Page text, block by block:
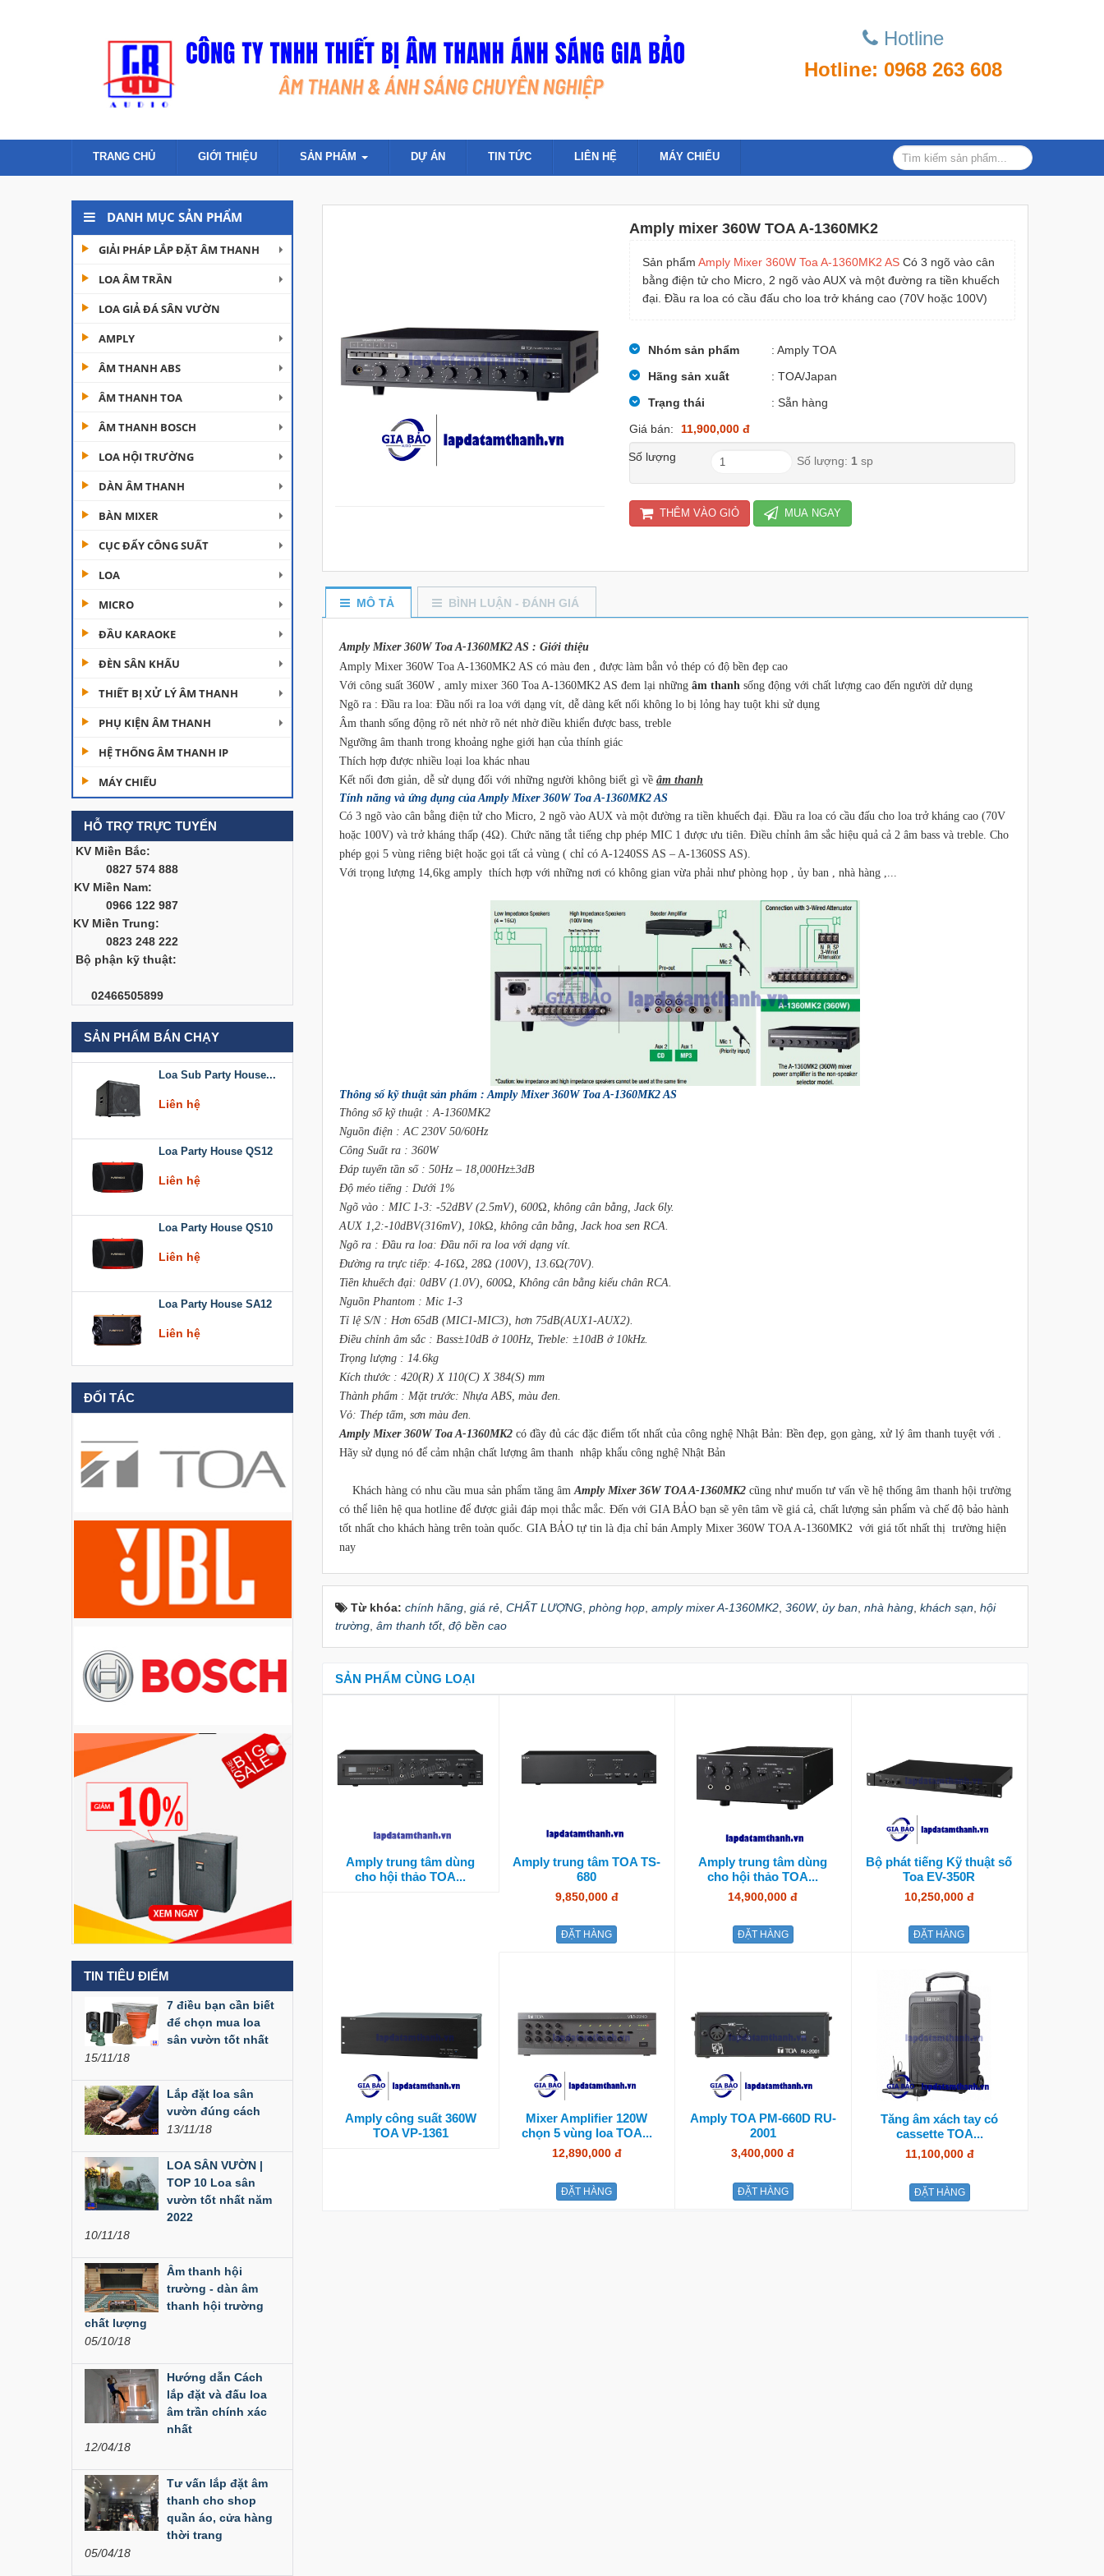
Hotline
Hotline: 0968 263 608
TRANG CHỦ GIỚI THIỆU SẢN PHẨM DỰ ÁN TIN TỨC LIÊN HỆ MÁY CHIẾU
DANH MỤC SẢN PHẨM
GIẢI PHÁP LẮP ĐẶT ÂM THANH
LOA ÂM TRẦN
LOA GIẢ ĐÁ SÂN VƯỜN
AMPLY
ÂM THANH ABS
ÂM THANH TOA
ÂM THANH BOSCH
LOA HỘI TRƯỜNG
DÀN ÂM THANH
BÀN MIXER
CỤC ĐẨY CÔNG SUẤT
LOA
MICRO
ĐẦU KARAOKE
ĐÈN SÂN KHẤU
THIẾT BỊ XỬ LÝ ÂM THANH
PHỤ KIỆN ÂM THANH
HỆ THỐNG ÂM THANH IP
MÁY CHIẾU
HỖ TRỢ TRỰC TUYẾN
KV Miền Bắc:
0827 574 888
KV Miền Nam:
0966 122 987
KV Miền Trung:
0823 248 222
Bộ phận kỹ thuật:
02466505899
SẢN PHẨM BÁN CHẠY
Liên hệ
Cục đẩy công suất
Dàn âm thanh hội
trường...
Bàn Mixer
Allen&Heath...
Liên hệ
Bàn Mixer
Liên hệ
Loa Sub Party House
D218
Liên hệ
Loa Sub Party House...
Liên hệ
Loa Party House QS12
Liên hệ
Loa Party House QS10
Liên hệ
Loa Party House SA12
Liên hệ
Loa Party House KT510
Liên hệ
Loa Party House PH12
Liên hệ
Loa Party House PH10
Loa Party House AP12
Loa Party House AP10
Liên hệ
Loa Party House MF15
Liên hệ
Loa Party House MF12
Liên hệ
Liên hệ
Liên hệ
Liên hệ
Đèn Led Moving 108
Liên hệ
Đèn Moving Beam
350W
Đèn Moving Beam 230
Plus
Liên hệ
Liên hệ
Cục đẩy công suất
ĐỐI TÁC
TIN TIÊU ĐIỂM
7 điều bạn cần biết
để chọn mua loa
sân vườn tốt nhất
15/11/18
Lắp đặt loa sân
vườn đúng cách
13/11/18
LOA SÂN VƯỜN |
TOP 10 Loa sân
vườn tốt nhất năm
2022
10/11/18
Âm thanh hội
trường - dàn âm
thanh hội trường
chất lượng
05/10/18
Hướng dẫn Cách
lắp đặt và đấu loa
âm trần chính xác
nhất
12/04/18
Tư vấn lắp đặt âm
thanh cho shop
quần áo, cửa hàng
thời trang
05/04/18
Amply mixer 360W TOA A-1360MK2
Sản phẩm Amply Mixer 360W Toa A-1360MK2 ASCó 3 ngõ vào cân
bằng điện tử cho Micro, 2 ngõ vào AUX và một đường ra tiền khuếch
đại. Đầu ra loa có cầu đấu cho loa trở kháng cao (70V hoặc 100V)
Nhóm sản phẩm
: Amply TOA
Hãng sản xuất
: TOA/Japan
Trạng thái
: Sẵn hàng
Giá bán:
11,900,000 đ
Số lượng Số lượng: 1 sp
THÊM VÀO GIỎ MUA NGAY
MÔ TẢ BÌNH LUẬN - ĐÁNH GIÁ
Amply Mixer 360W Toa A-1360MK2 AS : Giới thiệu
Amply Mixer 360W Toa A-1360MK2 AS có màu đen , được làm bằn vỏ thép có độ bền đẹp cao
Với công suất 360W , amly mixer 360 Toa A-1360MK2 AS đem lại những âm thanh sống động với chất lượng cao đến người dử dụng
Ngõ ra : Đầu ra loa: Đầu nối ra loa với dạng vít, dễ dàng kết nối không lo bị lỏng hay tuột khi sử dụng
Âm thanh sống động rõ nét nhờ rõ nét nhờ điều khiển được bass, treble
Ngưỡng âm thanh trong khoảng nghe giới hạn của thính giác
Thích hợp được nhiều loại loa khác nhau
Kết nối đơn giản, dễ sử dụng đối với những người không biết gì về âm thanh
Tính năng và ứng dụng của Amply Mixer 360W Toa A-1360MK2 AS
Có 3 ngõ vào cân bằng điện tử cho Micro, 2 ngõ vào AUX và một đường ra tiền khuếch đại. Đầu ra loa có cầu đấu cho loa trở kháng cao (70V
hoặc 100V) và trở kháng thấp (4Ω). Chức năng tắt tiếng chp phép MIC 1 được ưu tiên. Điều chỉnh âm sắc hiệu quả cả 2 âm bass và treble. Cho
phép gọi 5 vùng riêng biệt hoặc gọi tất cả vùng ( chỉ có A-1240SS AS – A-1360SS AS).
Với trọng lượng 14,6kg amply thích hợp với những nơi có không gian vừa phải như phòng họp , ủy ban , nhà hàng ,...
Thông số kỹ thuật sản phẩm : Amply Mixer 360W Toa A-1360MK2 AS
Thông số kỹ thuật : A-1360MK2
Nguồn điện : AC 230V 50/60Hz
Công Suất ra : 360W
Đáp tuyến tần số : 50Hz – 18,000Hz±3dB
Độ méo tiếng : Dưới 1%
Ngõ vào : MIC 1-3: -52dBV (2.5mV), 600Ω, không cân bằng, Jack 6ly.
AUX 1,2:-10dBV(316mV), 10kΩ, không cân bằng, Jack hoa sen RCA.
Ngõ ra : Đầu ra loa: Đầu nối ra loa với dạng vít.
Đường ra trực tiếp: 4-16Ω, 28Ω (100V), 13.6Ω(70V).
Tiền khuếch đại: 0dBV (1.0V), 600Ω, Không cân bằng kiểu chân RCA.
Nguồn Phantom : Mic 1-3
Tỉ lệ S/N : Hơn 65dB (MIC1-MIC3), hơn 75dB(AUX1-AUX2).
Điều chỉnh âm sắc : Bass±10dB ở 100Hz, Treble: ±10dB ở 10kHz.
Trọng lượng : 14.6kg
Kích thước : 420(R) X 110(C) X 384(S) mm
Thành phẩm : Mặt trước: Nhựa ABS, màu đen.
Vỏ: Thép tấm, sơn màu đen.
Amply Mixer 360W Toa A-1360MK2 có đầy đủ các đặc điểm tốt nhất của công nghệ Nhật Bản: Bền đẹp, gọn gàng, xử lý âm thanh tuyệt với .
Hãy sử dụng nó để cảm nhận chất lượng âm thanh nhập khẩu công nghệ Nhật Bản
Khách hàng có nhu cầu mua sản phẩm tăng âmAmply Mixer 36W TOA A-1360MK2 cũng như muốn tư vấn về hệ thống âm thanh hội trường
có thể liên hệ qua hotline để được giải đáp mọi thắc mắc. Đến với GIA BẢO bạn sẽ yên tâm về giá cả, chất lượng sản phẩm và chế độ bảo hành
tốt nhất cho khách hàng trên toàn quốc. GIA BẢO tự tin là địa chỉ bán Amply Mixer 360W TOA A-1360MK2 với giá tốt nhất thị trường hiện
nay
Từ khóa: chính hãng giá rẻ CHẤT LƯỢNG phòng họp amply mixer A-1360MK2 360W, ủy ban nhà hàng khách sạn hội
trường âm thanh tốt, độ bền cao
SẢN PHẨM CÙNG LOẠI
Amply trung tâm dùng
cho hội thảo TOA...
Amply trung tâm TOA TS-
680
9,850,000 đ
ĐẶT HÀNG
Amply trung tâm dùng
cho hội thảo TOA...
14,900,000 đ
ĐẶT HÀNG
Bộ phát tiếng Kỹ thuật số
Toa EV-350R
10,250,000 đ
ĐẶT HÀNG
Amply công suất 360W
TOA VP-1361
Mixer Amplifier 120W
chọn 5 vùng loa TOA...
12,890,000 đ
ĐẶT HÀNG
Amply TOA PM-660D RU-
2001
3,400,000 đ
ĐẶT HÀNG
Tăng âm xách tay có
cassette TOA...
11,100,000 đ
ĐẶT HÀNG